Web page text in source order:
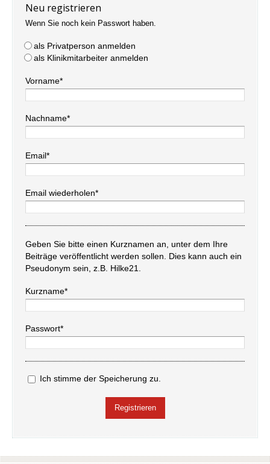
Neu registrieren
Wenn Sie noch kein Passwort haben.
als Privatperson anmelden
als Klinikmitarbeiter anmelden
Vorname*
Nachname*
Email*
Email wiederholen*
Geben Sie bitte einen Kurznamen an, unter dem Ihre
Beiträge veröffentlicht werden sollen. Dies kann auch ein
Pseudonym sein, z.B. Hilke21.
Kurzname*
Passwort*
Ich stimme der Speicherung zu.